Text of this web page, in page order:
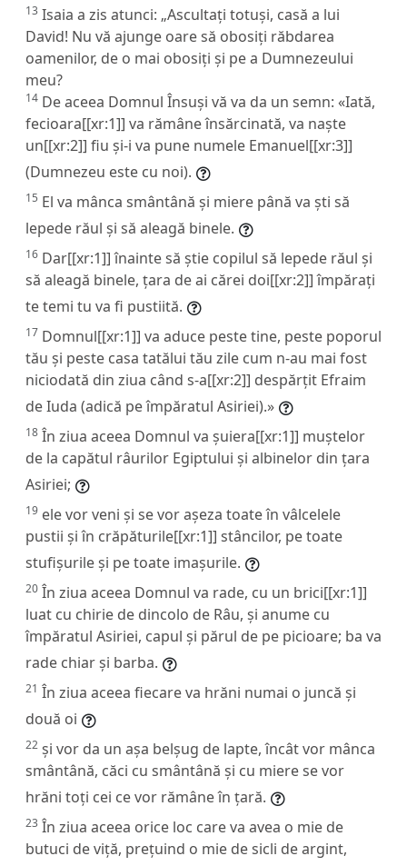
13 Isaia a zis atunci: „Ascultați totuși, casă a lui
David! Nu vă ajunge oare să obosiți răbdarea
oamenilor, de o mai obosiți și pe a Dumnezeului
meu?
14 De aceea Domnul Însuși vă va da un semn: «Iată,
fecioara[[xr:1]] va rămâne însărcinată, va naște
un[[xr:2]] fiu și-i va pune numele Emanuel[[xr:3]]
(Dumnezeu este cu noi).
15 El va mânca smântână și miere până va ști să
lepede răul și să aleagă binele.
16 Dar[[xr:1]] înainte să știe copilul să lepede răul și
să aleagă binele, țara de ai cărei doi[[xr:2]] împărați
te temi tu va fi pustiită.
17 Domnul[[xr:1]] va aduce peste tine, peste poporul
tău și peste casa tatălui tău zile cum n-au mai fost
niciodată din ziua când s-a[[xr:2]] despărțit Efraim
de Iuda (adică pe împăratul Asiriei).»
18 În ziua aceea Domnul va șuiera[[xr:1]] muștelor
de la capătul râurilor Egiptului și albinelor din țara
Asiriei;
19 ele vor veni și se vor așeza toate în vâlcelele
pustii și în crăpăturile[[xr:1]] stâncilor, pe toate
stufișurile și pe toate imașurile.
20 În ziua aceea Domnul va rade, cu un brici[[xr:1]]
luat cu chirie de dincolo de Râu, și anume cu
împăratul Asiriei, capul și părul de pe picioare; ba va
rade chiar și barba.
21 În ziua aceea fiecare va hrăni numai o juncă și
două oi
22 și vor da un așa belșug de lapte, încât vor mânca
smântână, căci cu smântână și cu miere se vor
hrăni toți cei ce vor rămâne în țară.
23 În ziua aceea orice loc care va avea o mie de
butuci de viță, prețuind o mie de sicli de argint,